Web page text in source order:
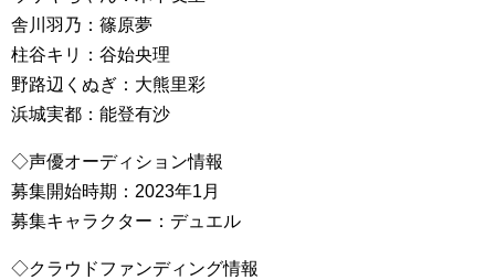
舎川羽乃：篠原夢
柱谷キリ：谷始央理
野路辺くぬぎ：大熊里彩
浜城実都：能登有沙
◇声優オーディション情報
募集開始時期：2023年1月
募集キャラクター：デュエル
◇クラウドファンディング情報